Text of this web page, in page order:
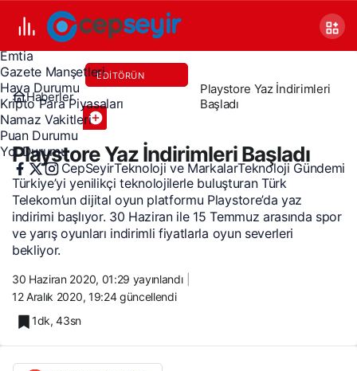
Covid 19
Döviz Kurları
Emtia
Gazete Manşetleri
Hava Durumu
Kripto Para Piyasaları
Namaz Vakitleri
Puan Durumu
Yol Durumu
CepSeyirTeknoloji ve MarkalarTeknoloji Gündemi
Haberler
EDITÖRÜN
TERCIHI
Playstore Yaz İndirimleri
Başladı
Playstore Yaz İndirimleri Başladı
Türkiye’yi yenilikçi teknolojilerle buluşturan Türk
Telekom’un dijital oyun platformu Playstore’da yaz
indirimi başlıyor. 30 Haziran ile 15 Temmuz arasında spor
ve yarış oyunları indirimli fiyatlarla oyun severleri
bekliyor.
30 Haziran 2020, 01:29 yayınlandı
12 Aralık 2020, 19:24güncellendi
1dk, 43sn